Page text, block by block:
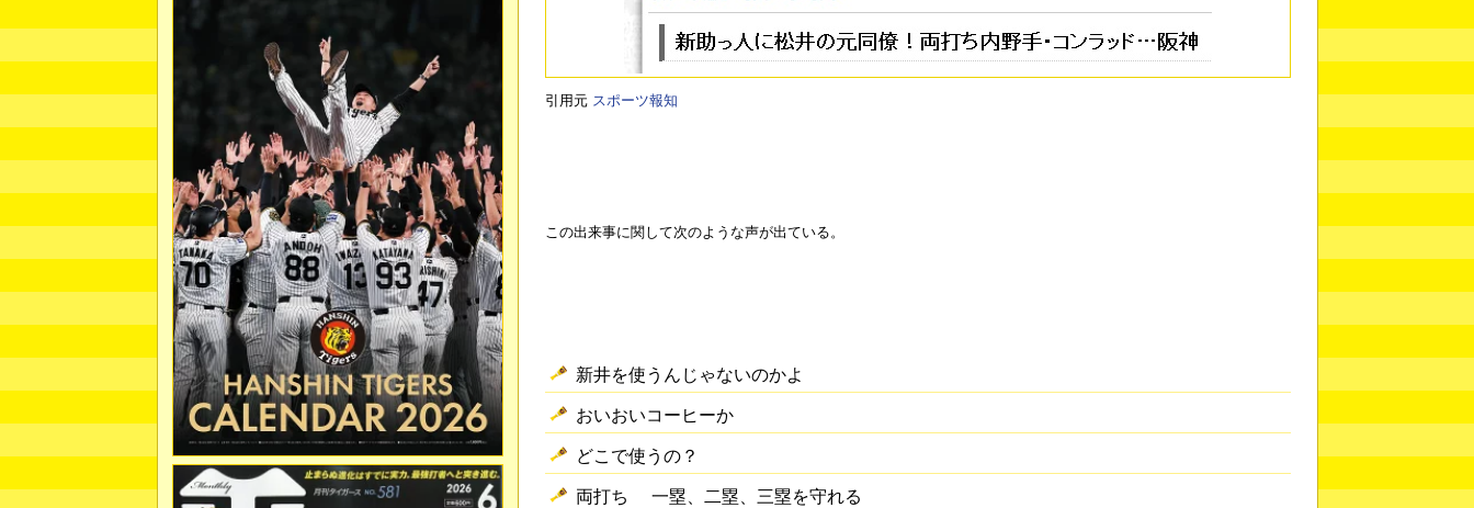
引用元 スポーツ報知
この出来事に関して次のような声が出ている。
新井を使うんじゃないのかよ
おいおいコーヒーか
どこで使うの？
両打ち 一塁、二塁、三塁を守れる